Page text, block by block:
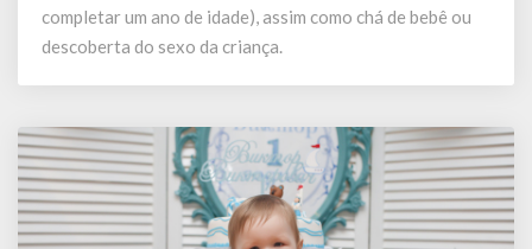
infantis
completar um ano de idade), assim como chá de bebê ou
descoberta do sexo da criança.